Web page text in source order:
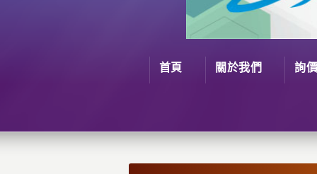
首頁 關於我們 詢